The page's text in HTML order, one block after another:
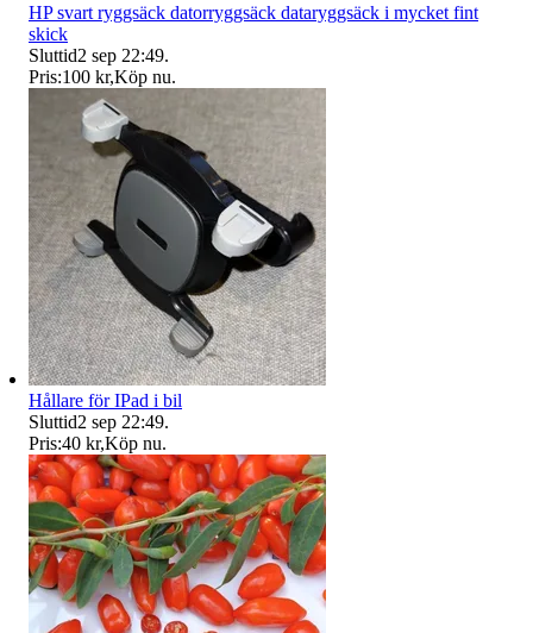
HP svart ryggsäck datorryggsäck dataryggsäck i mycket fint
skick
Sluttid2 sep 22:49.
Pris:100 kr,Köp nu.
Hållare för IPad i bil
Sluttid2 sep 22:49.
Pris:40 kr,Köp nu.